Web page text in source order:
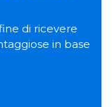
di ricevere
in base